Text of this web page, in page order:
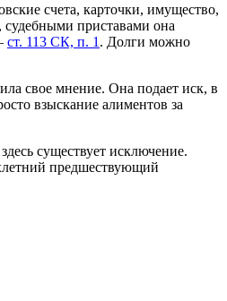
счета, карточки, имущество,
приставами она
ст. 113 СК, п. 1 . Долги можно
свое мнение. Она подает иск, в
взыскание алиментов за
существует исключение.
предшествующий